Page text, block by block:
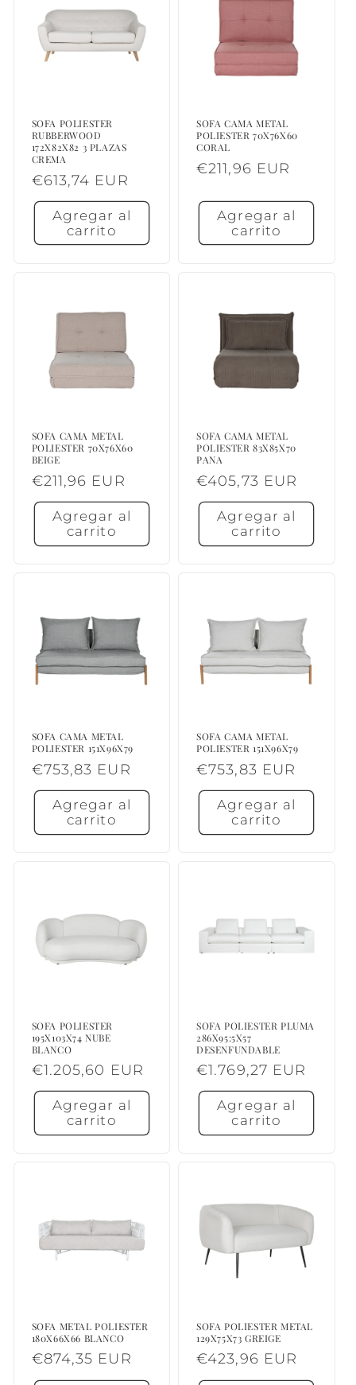
SOFA POLIESTER
RUBBERWOOD
172X82X82 3 PLAZAS
CREMA
Precio
habitual
€613,74 EUR
Agregar al
carrito
SOFA CAMA METAL
POLIESTER 70X76X60
CORAL
Precio
€211,96 EUR
Agregar al
carrito
SOFA CAMA METAL
POLIESTER 70X76X60
BEIGE
Precio
habitual
€211,96 EUR
Agregar al
carrito
SOFA CAMA METAL
POLIESTER 83X85X70
PANA
Precio
habitual
€405,73 EUR
Agregar al
carrito
SOFA CAMA METAL
POLIESTER 151X96X79
Precio
habitual
€753,83 EUR
Agregar al
carrito
SOFA CAMA METAL
POLIESTER 151X96X79
Precio
habitual
€753,83 EUR
Agregar al
carrito
SOFA POLIESTER
195X103X74 NUBE
BLANCO
Precio
habitual
€1.205,60 EUR
Agregar al
carrito
SOFA POLIESTER PLUMA
286X95:5X57
DESENFUNDABLE
Precio
habitual
€1.769,27 EUR
Agregar al
carrito
SOFA METAL POLIESTER
180X66X66 BLANCO
Precio
habitual
€874,35 EUR
SOFA POLIESTER METAL
129X75X73 GREIGE
Precio
habitual
€423,96 EUR